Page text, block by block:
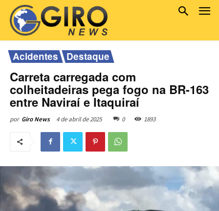
Acidentes Destaque
Carreta carregada com
colheitadeiras pega fogo na BR-163
entre Naviraí e Itaquiraí
por Giro News 4 de abril de 2025 0 1893